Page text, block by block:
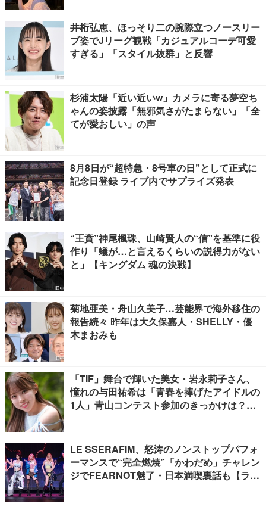
井桁弘恵、ほっそり二の腕際立つノースリー
ブ姿でJリーグ観戦「カジュアルコーデ可愛
すぎる」「スタイル抜群」と反響
杉浦太陽「近い近いw」カメラに寄る夢空ち
ゃんの姿披露「無邪気さがたまらない」「全
てが愛おしい」の声
8月8日が“超特急・8号車の日”として正式に
記念日登録 ライブ内でサプライズ発表
“王賁”神尾楓珠、山崎賢人の“信”を基準に役
作り「蟻が…と言えるくらいの説得力がない
と」【キングダム 魂の決戦】
菊地亜美・舟山久美子…芸能界で海外移住の
報告続々 昨年は大久保嘉人・SHELLY・優
木まおみも
「TIF」舞台で輝いた美女・岩永莉子さん、
憧れの与田祐希は「青春を捧げたアイドルの
1人」青山コンテスト参加のきっかけは？
LE SSERAFIM、怒涛のノンストップパフォ
ーマンスで“完全燃焼”「かわだめ」チャレン
ジでFEARNOT魅了・日本満喫裏話も【ライ